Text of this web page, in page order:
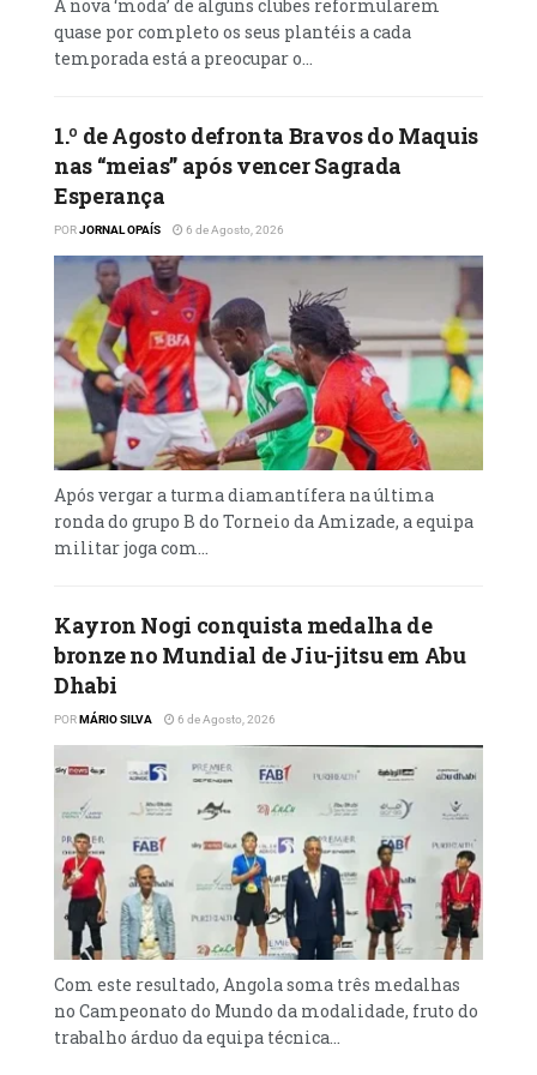
A nova ‘moda’ de alguns clubes reformularem
quase por completo os seus plantéis a cada
temporada está a preocupar o...
1.º de Agosto defronta Bravos do Maquis
nas “meias” após vencer Sagrada
Esperança
PORJORNAL OPAÍS 6 de Agosto, 2026
Após vergar a turma diamantífera na última
ronda do grupo B do Torneio da Amizade, a equipa
militar joga com...
Kayron Nogi conquista medalha de
bronze no Mundial de Jiu-jitsu em Abu
Dhabi
PORMÁRIO SILVA 6 de Agosto, 2026
Com este resultado, Angola soma três medalhas
no Campeonato do Mundo da modalidade, fruto do
trabalho árduo da equipa técnica...